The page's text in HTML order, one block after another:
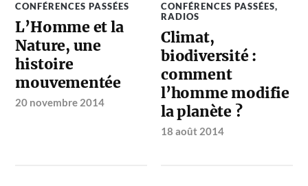
CONFÉRENCES PASSÉES
L’Homme et la
Nature, une
histoire
mouvementée
20 novembre 2014
CONFÉRENCES PASSÉES,
RADIOS
Climat,
biodiversité :
comment
l’homme modifie
la planète ?
18 août 2014